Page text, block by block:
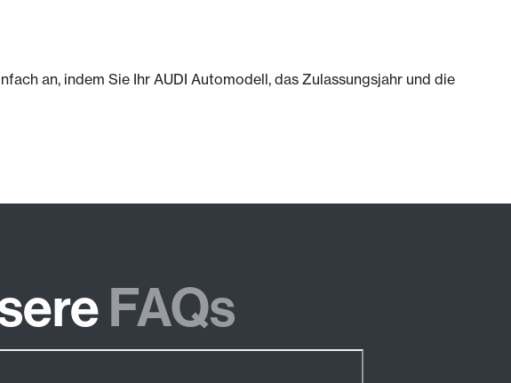
an, indem Sie Ihr AUDI Automodell, das Zulassungsjahr und die
FAQs